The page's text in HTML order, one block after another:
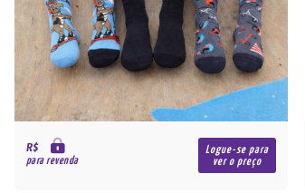
R$
para revenda
Logue-se para
ver o preço